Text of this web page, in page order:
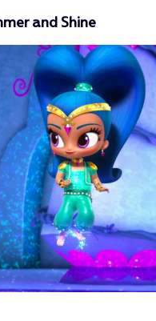
and Shine